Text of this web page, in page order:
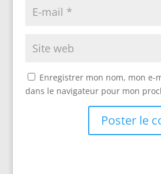
Enregistrer mon nom, mon e-
dans le navigateur pour mon